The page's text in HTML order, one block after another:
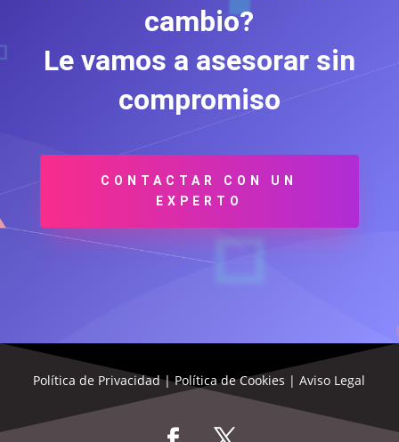
cambio?
Le vamos a asesorar sin
compromiso
CONTACTAR CON UN
EXPERTO
Política de Privacidad|Política de Cookies |Aviso Legal